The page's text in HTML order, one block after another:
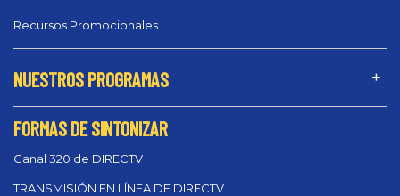
Recursos Promocionales
NUESTROS PROGRAMAS
FORMAS DE SINTONIZAR
Canal 320 de DIRECTV
TRANSMISIÓN EN LÍNEA DE DIRECTV